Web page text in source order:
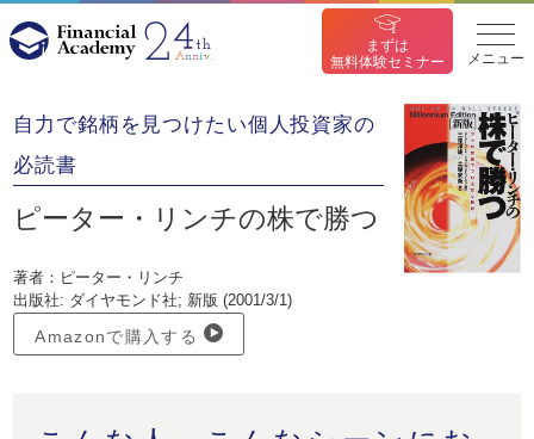
まずは
無料体験セミナー
メニュー
自力で銘柄を見つけたい個人投資家の
必読書
ピーター・リンチの株で勝つ
著者：ピーター・リンチ
出版社: ダイヤモンド社; 新版 (2001/3/1)
Amazonで購入する